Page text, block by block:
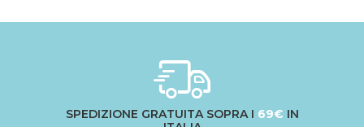
SPEDIZIONE GRATUITA SOPRA I 69€ IN